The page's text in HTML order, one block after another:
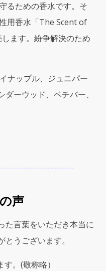
るための香水です。そ
用香水「The Scent of
ます。紛争解決のため
ナップル、ジュニパー
ーウッド、ベチバー、
声
た言葉をいただき本当に
うございます。
。(敬称略）